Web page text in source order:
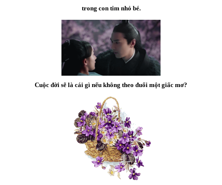
trong con tim nhỏ bé.
Cuộc đời sẽ là cái gì nếu không theo đuổi một giấc mơ?